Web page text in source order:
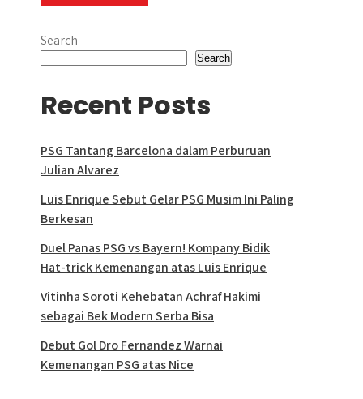
Search
Search
Recent Posts
PSG Tantang Barcelona dalam Perburuan
Julian Alvarez
Luis Enrique Sebut Gelar PSG Musim Ini Paling
Berkesan
Duel Panas PSG vs Bayern! Kompany Bidik
Hat-trick Kemenangan atas Luis Enrique
Vitinha Soroti Kehebatan Achraf Hakimi
sebagai Bek Modern Serba Bisa
Debut Gol Dro Fernandez Warnai
Kemenangan PSG atas Nice